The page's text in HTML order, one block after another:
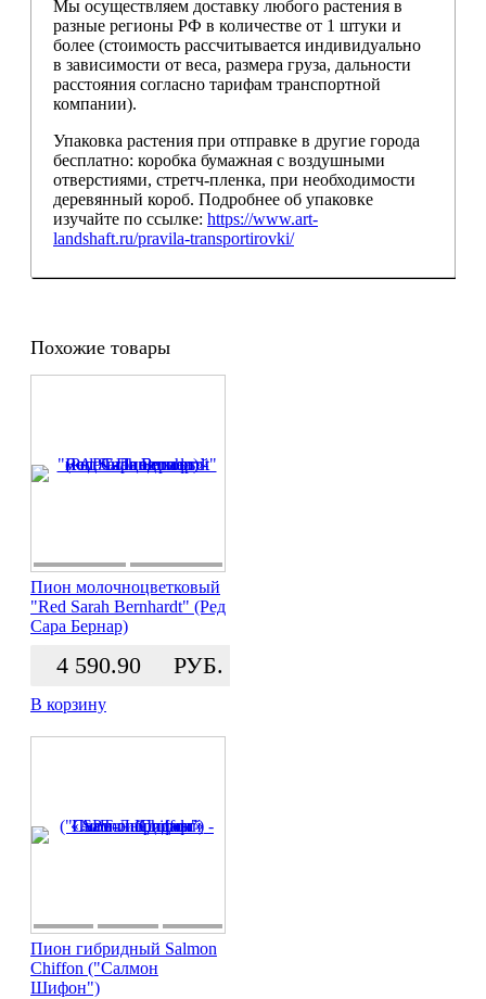
Мы осуществляем доставку любого растения в
разные регионы РФ в количестве от 1 штуки и
более (стоимость рассчитывается индивидуально
в зависимости от веса, размера груза, дальности
расстояния согласно тарифам транспортной
компании).
Упаковка растения при отправке в другие города
бесплатно: коробка бумажная с воздушными
отверстиями, стретч-пленка, при необходимости
деревянный короб. Подробнее об упаковке
изучайте по ссылке: https://www.art-
landshaft.ru/pravila-transportirovki/
Похожие товары
Пион молочноцветковый
"Red Sarah Bernhardt" (Ред
Сара Бернар)
4 590.90 РУБ.
В корзину
Пион гибридный Salmon
Chiffon ("Салмон
Шифон")